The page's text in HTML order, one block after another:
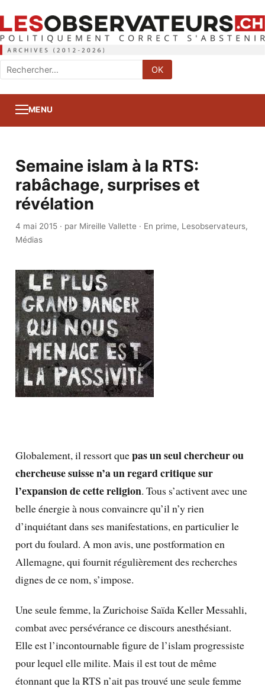
Rechercher
:
OK
MENU
Semaine islam à la RTS:
rabâchage, surprises et
révélation
4 mai 2015· par Mireille Vallette · En prime, Lesobservateurs,
Médias
Globalement, il ressort quepas un seul chercheur ou
chercheuse suisse n’a un regard critique sur
l’expansion de cette religion. Tous s’activent avec une
belle énergie à nous convaincre qu’il n’y rien
d’inquiétant dans ses manifestations, en particulier le
port du foulard. A mon avis, une postformation en
Allemagne, qui fournit régulièrement des recherches
dignes de ce nom, s’impose.
Une seule femme, la Zurichoise Saïda Keller Messahli,
combat avec persévérance ce discours anesthésiant.
Elle est l’incontournable figure de l’islam progressiste
pour lequel elle milite. Mais il est tout de même
étonnant que la RTS n’ait pas trouvé une seule femme